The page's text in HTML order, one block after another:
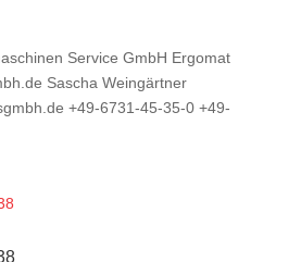
Service GmbH Ergomat
Sascha Weingärtner
+49-6731-45-35-0 +49-